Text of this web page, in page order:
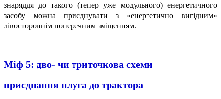
знаряддя до такого (тепер уже модульного) енергетичного
засобу можна приєднувати з «енергетично вигідним»
лівостороннім поперечним зміщенням.
Міф 5: дво- чи триточкова схеми
приєднання плуга до трактора